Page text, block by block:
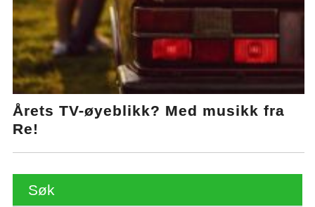
Årets TV-øyeblikk? Med musikk fra
Re!
Søk